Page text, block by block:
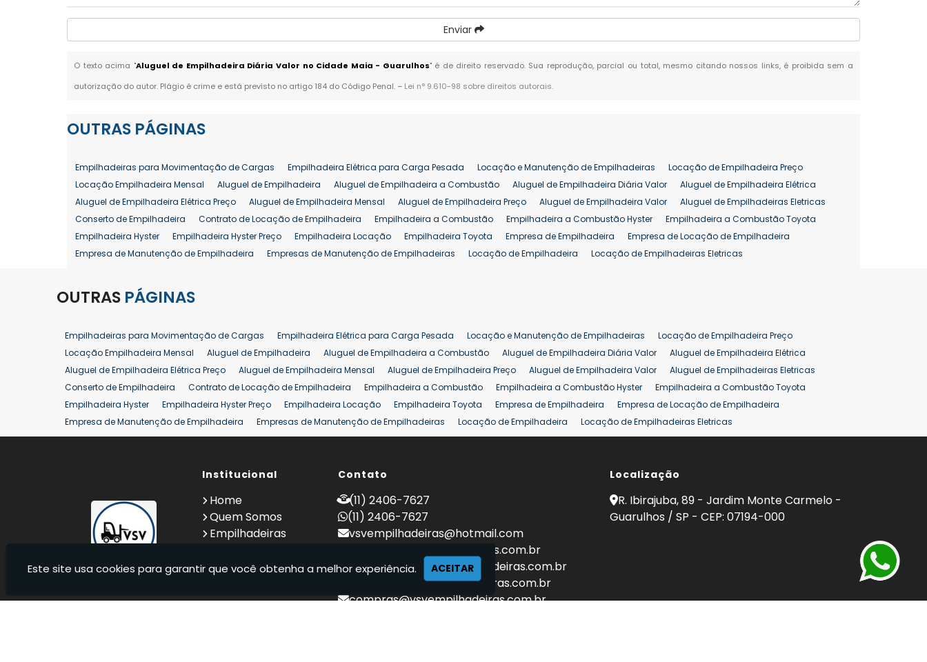
Enviar
O texto acima "Aluguel de Empilhadeira Diária Valor no Cidade Maia - Guarulhos" é de direito reservado. Sua reprodução, parcial ou total, mesmo citando nossos links, é proibida sem a
autorização do autor. Plágio é crime e está previsto no artigo 184 do Código Penal. – Lei n° 9.610-98 sobre direitos autorais.
OUTRAS PÁGINAS
Empilhadeiras para Movimentação de Cargas Empilhadeira Elétrica para Carga Pesada Locação e Manutenção de Empilhadeiras
Locação de Empilhadeira Preço
Locação Empilhadeira Mensal
Aluguel de Empilhadeira Aluguel de Empilhadeira a Combustão Aluguel de Empilhadeira Diária Valor
Aluguel de Empilhadeira Elétrica
Aluguel de Empilhadeira Elétrica Preço
Aluguel de Empilhadeira Mensal Aluguel de Empilhadeira Preço Aluguel de Empilhadeira Valor
Aluguel de Empilhadeiras Eletricas
Conserto de Empilhadeira
Contrato de Locação de Empilhadeira Empilhadeira a Combustão Empilhadeira a Combustão Hyster
Empilhadeira a Combustão Toyota
Empilhadeira Hyster
Empilhadeira Hyster Preço Empilhadeira Locação Empilhadeira Toyota Empresa de Empilhadeira
Empresa de Locação de Empilhadeira
Empresa de Manutenção de Empilhadeira
Empresas de Manutenção de Empilhadeiras Locação de Empilhadeira
Locação de Empilhadeiras Eletricas
Manutenção em Empilhadeiras
Reforma de Empilhadeira
Aluguel de Empilhadeira 25 ton
Locação de Empilhadeira 25 ton Comprar Empilhadeira 25 ton Empilhadeira a Combustão 25 ton
Preço de Empilhadeira 25 ton
Venda Empilhadeiras 25 ton
OUTRAS PÁGINAS
Empilhadeiras para Movimentação de Cargas Empilhadeira Elétrica para Carga Pesada Locação e Manutenção de Empilhadeiras
Locação de Empilhadeira Preço
Locação Empilhadeira Mensal
Aluguel de Empilhadeira Aluguel de Empilhadeira a Combustão Aluguel de Empilhadeira Diária Valor
Aluguel de Empilhadeira Elétrica
Aluguel de Empilhadeira Elétrica Preço
Aluguel de Empilhadeira Mensal Aluguel de Empilhadeira Preço Aluguel de Empilhadeira Valor
Aluguel de Empilhadeiras Eletricas
Conserto de Empilhadeira
Contrato de Locação de Empilhadeira Empilhadeira a Combustão Empilhadeira a Combustão Hyster
Empilhadeira a Combustão Toyota
Empilhadeira Hyster
Empilhadeira Hyster Preço Empilhadeira Locação Empilhadeira Toyota Empresa de Empilhadeira
Empresa de Locação de Empilhadeira
Empresa de Manutenção de Empilhadeira
Empresas de Manutenção de Empilhadeiras Locação de Empilhadeira
Locação de Empilhadeiras Eletricas
Locação Empilhadeira Hyster
Locação Empilhadeira para Hipermercados Locação Empilhadeira para Mercados
Manutenção de Empilhadeiras
Comprar Empilhadeira Comprar Empilhadeira Elétrica Comprar Empilhadeira Hyster
Locação de Empilhadeira 25 ton
Comprar Empilhadeira 25 ton Empilhadeira a Combustão 25 ton Preço de Empilhadeira 25 ton Venda Empilhadeiras 25 ton
Institucional
Home
Quem Somos
Empilhadeiras
Informações
Contato
(11) 2406-7627
(11) 2406-7627
vsvempilhadeiras@hotmail.com
locacao@vsvempilhadeiras.com.br
manutencao@vsvempilhadeiras.com.br
financeiro@vsvempilhadeiras.com.br
compras@vsvempilhadeiras.com.br
Localização
R. Ibirajuba, 89 - Jardim Monte Carmelo -
Guarulhos / SP - CEP: 07194-000
Este site usa cookies para garantir que você obtenha a melhor experiência. ACEITAR